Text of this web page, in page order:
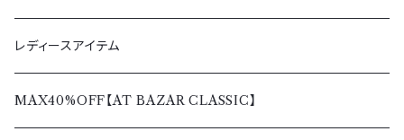
秋冬
春夏
秋冬
トップス
春夏
レディース
ペンダント＆リング
バッグ＆ウォレット
Tシャツ＆シャツ
パーカー＆トレーナー
レディースアイテム
MAX40%OFF【AT BAZAR CLASSIC】